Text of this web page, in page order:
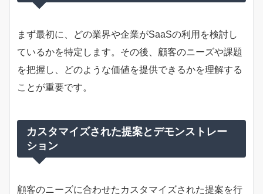
まず最初に、どの業界や企業がSaaSの利用を検討し
ているかを特定します。その後、顧客のニーズや課題
を把握し、どのような価値を提供できるかを理解する
ことが重要です。
カスタマイズされた提案とデモンストレー
ション
顧客のニーズに合わせたカスタマイズされた提案を行